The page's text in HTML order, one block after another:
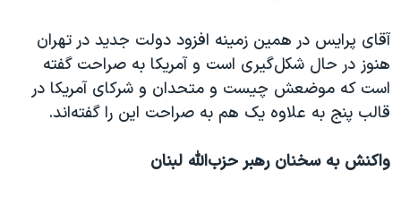
آقای پرایس در همین زمینه افزود دولت جدید در تهران
هنوز در حال شکل‌گیری است و آمریکا به صراحت گفته
است که موضعش چیست و متحدان و شرکای آمریکا در
قالب پنج به علاوه یک هم به صراحت این را گفته‌اند.
واکنش به سخنان رهبر حزب‌الله لبنان